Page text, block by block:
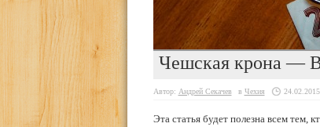
Чешская крона —
Автор: Андрей Секачев в Чехия 24.02.2015
Эта статья будет полезна всем тем,